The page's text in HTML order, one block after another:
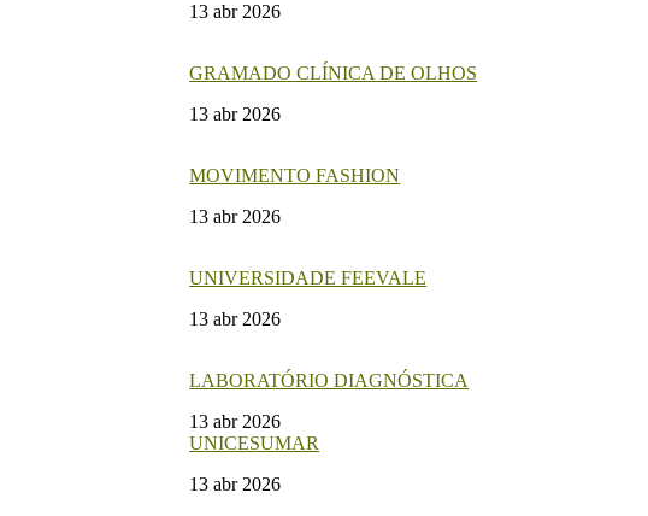
13 abr 2026
GRAMADO CLÍNICA DE OLHOS
13 abr 2026
MOVIMENTO FASHION
13 abr 2026
UNIVERSIDADE FEEVALE
13 abr 2026
LABORATÓRIO DIAGNÓSTICA
13 abr 2026
UNICESUMAR
13 abr 2026